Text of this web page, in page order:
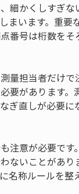
細かくしすぎ
まいます。重
番号は桁数を
量担当者だけ
要があります
ぎ直しが必要
注意が必要で
ないことがあ
名称ルールを